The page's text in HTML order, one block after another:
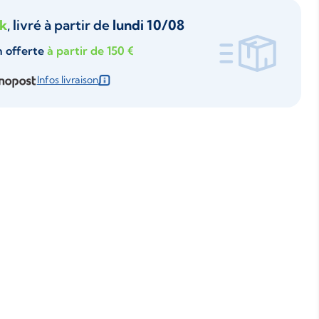
, livré à partir de lundi 10/08
offerteà partir de 150 €
Infos livraison